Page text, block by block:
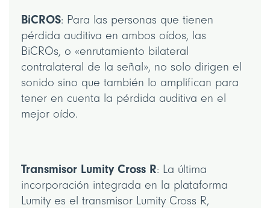
BiCROS: Para las personas que tienen
pérdida auditiva en ambos oídos, las
BiCROs, o «enrutamiento bilateral
contralateral de la señal», no solo dirigen el
sonido sino que también lo amplifican para
tener en cuenta la pérdida auditiva en el
mejor oído.
Transmisor Lumity Cross R: La última
incorporación integrada en la plataforma
Lumity es el transmisor Lumity Cross R,